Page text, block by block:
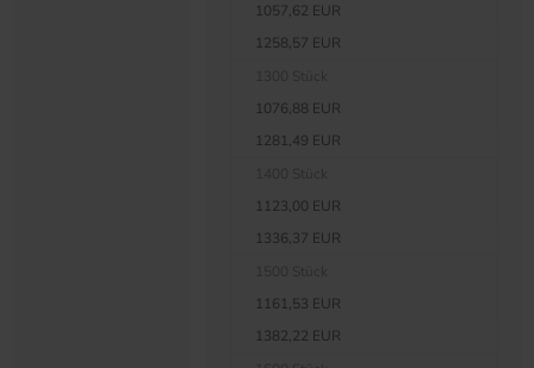
1057,62 EUR
1258,57 EUR
1076,88 EUR
1281,49 EUR
1123,00 EUR
1336,37 EUR
1161,53 EUR
1382,22 EUR